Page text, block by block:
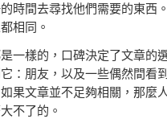
時間去尋找他們需要的東西
相同。
一樣的，口碑決定了文章的
：朋友，以及一些偶然間看
果文章並不足夠相關，那麼
不了的。